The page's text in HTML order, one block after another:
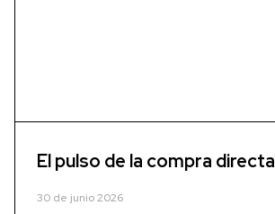
El pulso de la compra directa
30 de junio 2026